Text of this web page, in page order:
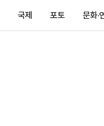
국제 포토 문화·